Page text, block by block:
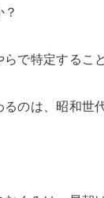
らで特定するこ
のは、昭和世